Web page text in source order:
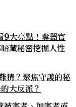
大亮點！奪器官
藏秘密挖掘人性
猜？聚焦守護的秘
大反派？